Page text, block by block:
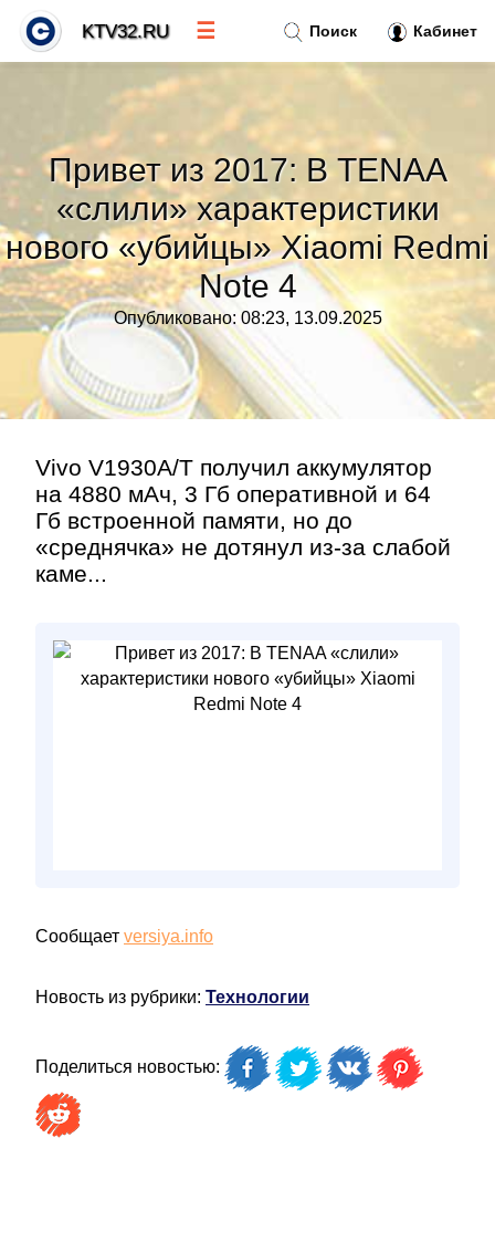
Привет из 2017: В TENAA
«слили» характеристики
нового «убийцы» Xiaomi Redmi
Note 4
Опубликовано: 08:23, 13.09.2025
Vivo V1930A/T получил аккумулятор
на 4880 мАч, 3 Гб оперативной и 64
Гб встроенной памяти, но до
«среднячка» не дотянул из-за слабой
каме...
Сообщает versiya.info
Новость из рубрики: Технологии
Поделиться новостью:
Поиск Кабинет
KTV32.RU ☰
Тренды новостей»
Рубрики»
Правила»
Контакт»